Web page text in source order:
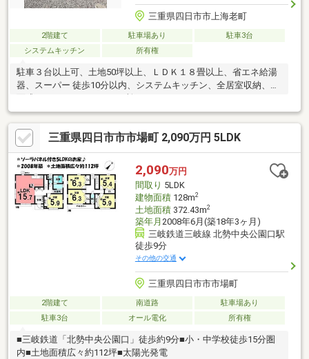
三重県四日市市上海老町
2階建て 駐車場あり
駐車3台
システムキッチン
所有権
駐車３台以上可、土地50坪以上、ＬＤＫ１８畳以上、省エネ給湯
器、スーパー 徒歩10分以内、システムキッチン、全居室収納、対
三重県四日市市市場町 2,090万円 5LDK
2,090万円
間取り 5LDK
建物面積128m2
土地面積372.43m2
築年月 2008年6月(築18年3ヶ月)
三岐鉄道三岐線 北勢中央公園口駅
徒歩9分
その他の交通
三重県四日市市市場町
2階建て 南道路
駐車場あり
駐車3台
オール電化 所有権
■三岐鉄道「北勢中央公園口」徒歩約9分■小・中学校徒歩15分圏
内■土地面積広々約112坪■太陽光発電